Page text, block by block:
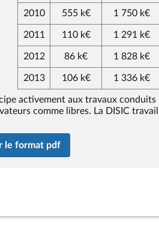
2010 555 k€ 1 750 k€
2011 110 k€ 1 291 k€
2012 86 k€ 1 828 k€
2013 106 k€ 1 336 k€
activement aux travaux conduits
comme libres. La DISIC
le format pdf